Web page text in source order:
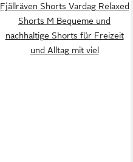
Fjällräven Shorts Vardag Relaxed
Shorts M Bequeme und
nachhaltige Shorts für Freizeit
und Alltag mit viel